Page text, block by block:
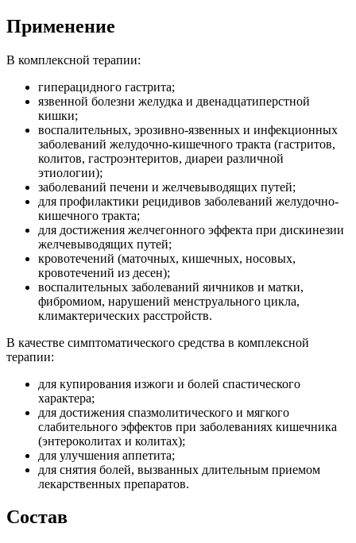
Применение
В комплексной терапии:
гиперацидного гастрита;
язвенной болезни желудка и двенадцатиперстной
кишки;
воспалительных, эрозивно-язвенных и инфекционных
заболеваний желудочно-кишечного тракта (гастритов,
колитов, гастроэнтеритов, диареи различной
этиологии);
заболеваний печени и желчевыводящих путей;
для профилактики рецидивов заболеваний желудочно-
кишечного тракта;
для достижения желчегонного эффекта при дискинезии
желчевыводящих путей;
кровотечений (маточных, кишечных, носовых,
кровотечений из десен);
воспалительных заболеваний яичников и матки,
фибромиом, нарушений менструального цикла,
климактерических расстройств.
В качестве симптоматического средства в комплексной
терапии:
для купирования изжоги и болей спастического
характера;
для достижения спазмолитического и мягкого
слабительного эффектов при заболеваниях кишечника
(энтероколитах и колитах);
для улучшения аппетита;
для снятия болей, вызванных длительным приемом
лекарственных препаратов.
Состав